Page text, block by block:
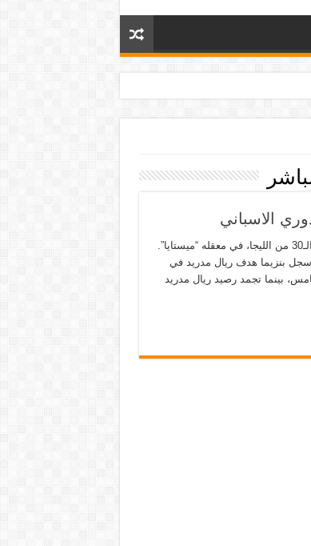
حقق فالنسيا انتصارا ثمينًا على ريال مدريد بنتيجة (2-1)، ضمن منافسات الجولة الـ30 من الليجا، في معقله “ميستايا”.
جويديس في الدقيقة 35، ثم جاراي في الدقيقة 83، بينما سجل بنزيما هدف ريال مدريد في
رصيده إلى 46 نقطة في المركز الخامس، بينما تجمد رصيد ريال مدريد